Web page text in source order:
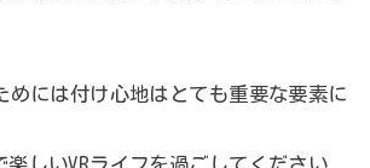
めには付け心地はとても重要な要素に
しいVRライフを過ごしてください